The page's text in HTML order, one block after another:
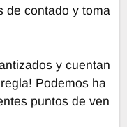
de contado y toma
y cuentan
Podemos ha
puntos de ven